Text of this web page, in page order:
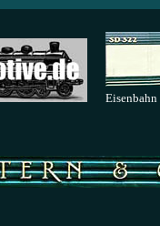
Eisenbahn